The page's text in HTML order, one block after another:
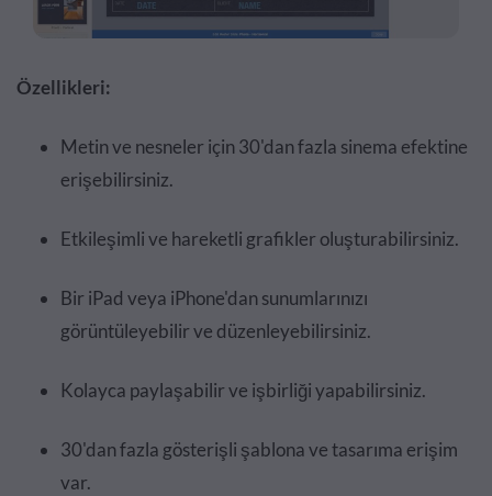
Özellikleri:
Metin ve nesneler için 30'dan fazla sinema efektine
erişebilirsiniz.
Etkileşimli ve hareketli grafikler oluşturabilirsiniz.
Bir iPad veya iPhone'dan sunumlarınızı
görüntüleyebilir ve düzenleyebilirsiniz.
Kolayca paylaşabilir ve işbirliği yapabilirsiniz.
30'dan fazla gösterişli şablona ve tasarıma erişim
var.